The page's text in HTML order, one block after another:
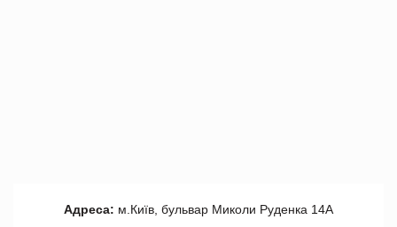
Адреса: м.Київ, бульвар Миколи Руденка 14А